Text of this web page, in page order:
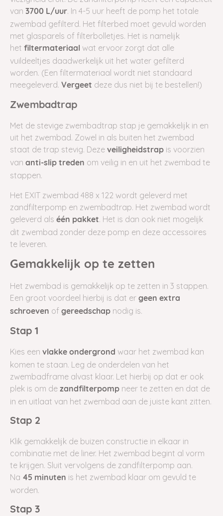
van 3700 L/uur. In 4-5 uur heeft de pomp het totale
zwembad gefilterd. Het filterbed moet gevuld worden
met glasparels of filterbolletjes. Het is namelijk
het filtermateriaal wat ervoor zorgt dat alle
vuildeeltjes daadwerkelijk uit het water gefilterd
worden. (Een filtermateriaal wordt niet standaard
meegeleverd. Vergeet deze dus niet bij te bestellen!)
Zwembadtrap
Met de stevige zwembadtrap stap je gemakkelijk in en
uit het zwembad. Zowel in als buiten het zwembad
staat de trap stevig. Deze veiligheidstrap is voorzien
van anti-slip treden om veilig in en uit het zwembad te
stappen.
Het EXIT zwembad 488 x 122 wordt geleverd met
zandfilterpomp en zwembadtrap. Het zwembad wordt
geleverd als één pakket. Het is dan ook niet mogelijk
dit zwembad zonder deze pomp en deze accessoires
te leveren.
Gemakkelijk op te zetten
Het zwembad is gemakkelijk op te zetten in 3 stappen.
Een groot voordeel hierbij is dat er geen extra
schroeven of gereedschap nodig is.
Stap 1
Kies een vlakke ondergrond waar het zwembad kan
komen te staan. Leg de onderdelen van het
zwembadframe alvast klaar. Let hierbij op dat er ook
plek is om de zandfilterpomp neer te zetten en dat de
in en uitlaat van het zwembad aan de juiste kant zitten.
Stap 2
Klik gemakkelijk de buizen constructie in elkaar in
combinatie met de liner. Het zwembad begint al vorm
te krijgen. Sluit vervolgens de zandfilterpomp aan.
Na 45 minuten is het zwembad klaar om gevuld te
worden.
Stap 3